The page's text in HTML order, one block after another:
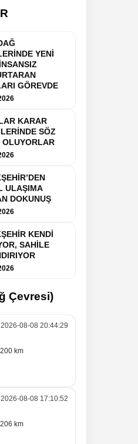
YENİ
GÖREVDE
KARAR
SÖZ
OLUYORLAR
ULAŞIMA
DOKUNUŞ
KENDİ
SAHİLE
Çevresi)
2026-08-08 20:44:29
km
2026-08-08 17:10:52
km